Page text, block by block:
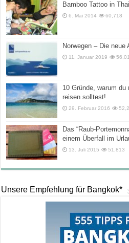
Bamboo Tattoo in
6. Mai 2014 60,718
Norwegen – Die
11. Januar 2019
10 Gründe, warum
reisen solltest!
29. Februar 2016
Das “Raub-
einem Überfall im
13. Juli 2015 51,813
Unsere Empfehlung für Bangkok*